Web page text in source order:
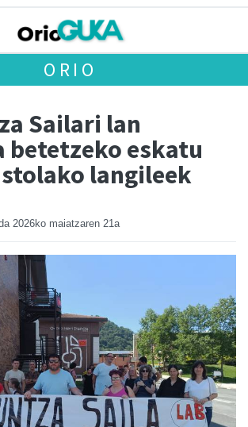
ORIO
Sailari lan
betetzeko eskatu
langileek
2026ko maiatzaren 21a